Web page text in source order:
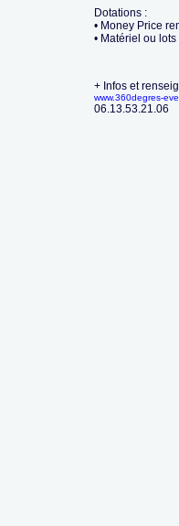
Dotations :
• Money Price
• Matériel ou
+ Infos et
www.360degres-
06.13.53.21.06